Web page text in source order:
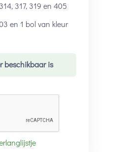
317, 319 en 405
en 1 bol van kleur
beschikbaar is